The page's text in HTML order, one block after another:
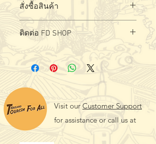
สั่งซื้อสินค้า
ลิงค์
ติดต่อ FD SHOP
Visit our Customer Support
for assistance or call us at